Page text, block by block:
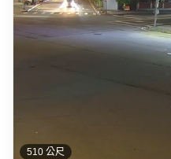
510 公尺